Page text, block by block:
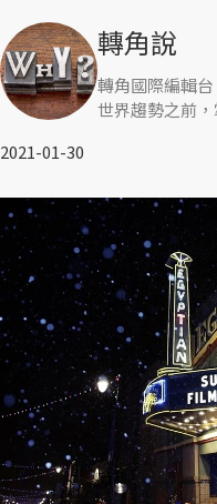
轉角說
轉角國際編輯
世界趨勢之前，
2021-01-30